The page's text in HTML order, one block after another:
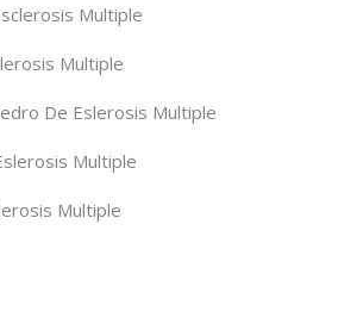
Multiple
Multiple
De Eslerosis Multiple
Multiple
Multiple